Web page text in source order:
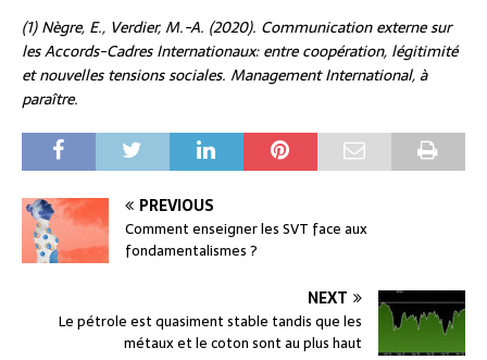
(1) Nègre, E., Verdier, M.-A. (2020). Communication externe sur
les Accords-Cadres Internationaux: entre coopération, légitimité
et nouvelles tensions sociales. Management International, à
paraître.
PREVIOUS
Comment enseigner les SVT face aux
fondamentalismes ?
NEXT
Le pétrole est quasiment stable tandis que les
métaux et le coton sont au plus haut